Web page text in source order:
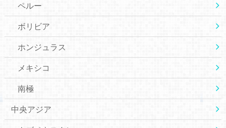
ペルー
ボリビア
ホンジュラス
メキシコ
南極
中央アジア